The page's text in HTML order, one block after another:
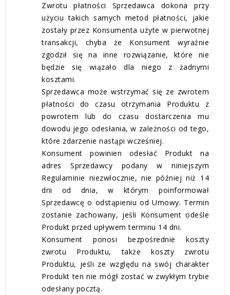
Zwrotu płatności Sprzedawca dokona przy
użyciu takich samych metod płatności, jakie
zostały przez Konsumenta użyte w pierwotnej
transakcji, chyba że Konsument wyraźnie
zgodził się na inne rozwiązanie, które nie
będzie się wiązało dla niego z żadnymi
kosztami.
Sprzedawca może wstrzymać się ze zwrotem
płatności do czasu otrzymania Produktu z
powrotem lub do czasu dostarczenia mu
dowodu jego odesłania, w zależności od tego,
które zdarzenie nastąpi wcześniej.
Konsument powinien odesłać Produkt na
adres Sprzedawcy podany w niniejszym
Regulaminie niezwłocznie, nie później niż 14
dni od dnia, w którym poinformował
Sprzedawcę o odstąpieniu od Umowy. Termin
zostanie zachowany, jeśli Konsument odeśle
Produkt przed upływem terminu 14 dni.
Konsument ponosi bezpośrednie koszty
zwrotu Produktu, także koszty zwrotu
Produktu, jeśli ze względu na swój charakter
Produkt ten nie mógł zostać w zwykłym trybie
odesłany pocztą.